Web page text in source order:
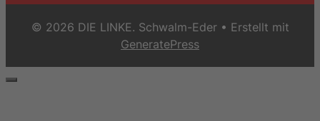
© 2026 DIE LINKE. Schwalm-Eder• Erstellt mit
GeneratePress
Schließen